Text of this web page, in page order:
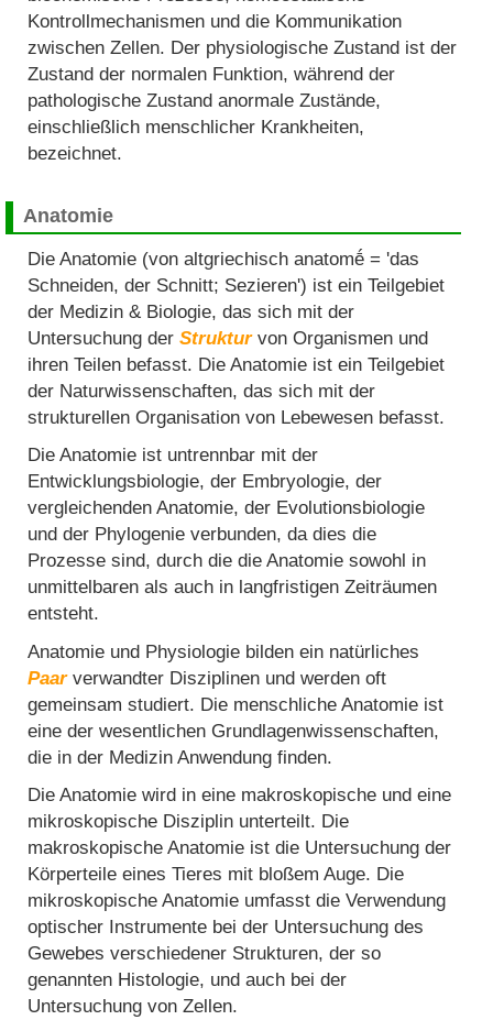
Kontrollmechanismen und die Kommunikation
zwischen Zellen. Der physiologische Zustand ist der
Zustand der normalen Funktion, während der
pathologische Zustand anormale Zustände,
einschließlich menschlicher Krankheiten,
bezeichnet.
Anatomie
Die Anatomie (von altgriechisch anatomḗ = 'das
Schneiden, der Schnitt; Sezieren') ist ein Teilgebiet
der Medizin & Biologie, das sich mit der
Untersuchung derStrukturvon Organismen und
ihren Teilen befasst. Die Anatomie ist ein Teilgebiet
der Naturwissenschaften, das sich mit der
strukturellen Organisation von Lebewesen befasst.
Die Anatomie ist untrennbar mit der
Entwicklungsbiologie, der Embryologie, der
vergleichenden Anatomie, der Evolutionsbiologie
und der Phylogenie verbunden, da dies die
Prozesse sind, durch die die Anatomie sowohl in
unmittelbaren als auch in langfristigen Zeiträumen
entsteht.
Anatomie und Physiologie bilden ein natürliches
Paarverwandter Disziplinen und werden oft
gemeinsam studiert. Die menschliche Anatomie ist
eine der wesentlichen Grundlagenwissenschaften,
die in der Medizin Anwendung finden.
Die Anatomie wird in eine makroskopische und eine
mikroskopische Disziplin unterteilt. Die
makroskopische Anatomie ist die Untersuchung der
Körperteile eines Tieres mit bloßem Auge. Die
mikroskopische Anatomie umfasst die Verwendung
optischer Instrumente bei der Untersuchung des
Gewebes verschiedener Strukturen, der so
genannten Histologie, und auch bei der
Untersuchung von Zellen.